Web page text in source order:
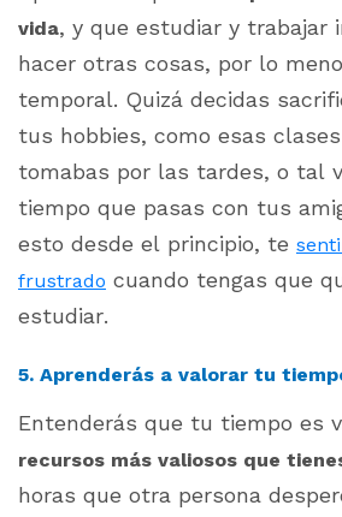
vida, y que estudiar y trabajar
hacer otras cosas, por lo
temporal. Quizá decidas
tus hobbies, como esas
tomabas por las tardes, o tal
tiempo que pasas con tus
esto desde el principio, te
frustrado cuando tengas que
estudiar.
5. Aprenderás a valorar tu
Entenderás que tu tiempo es
recursos más valiosos que
horas que otra persona